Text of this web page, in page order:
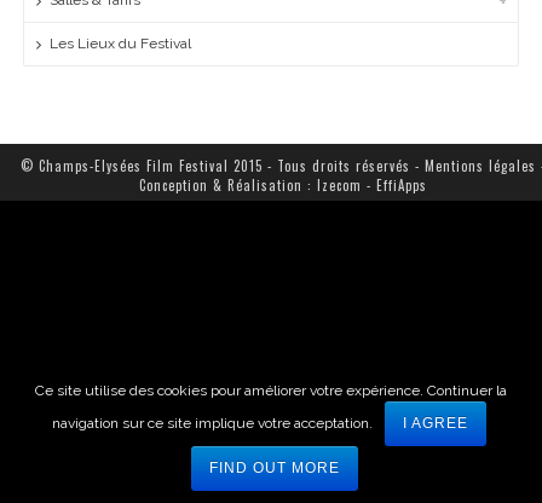
Les Lieux du Festival
© Champs-Elysées Film Festival 2015 - Tous droits réservés - Mentions légales
Conception & Réalisation : Izecom - EffiApps
Ce site utilise des cookies pour améliorer votre expérience. Continuer la
navigation sur ce site implique votre acceptation.
I AGREE
FIND OUT MORE